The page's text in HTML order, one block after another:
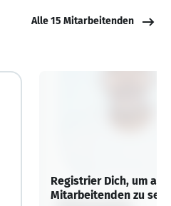
Alle 15 Mitarbeitenden
Registrier Dich, um
Mitarbeitenden zu